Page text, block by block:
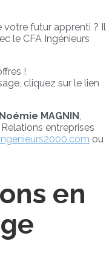
votre futur apprenti ? Il
le CFA Ingénieurs
!
cliquez sur le lien
MAGNIN
entreprises
ou
en